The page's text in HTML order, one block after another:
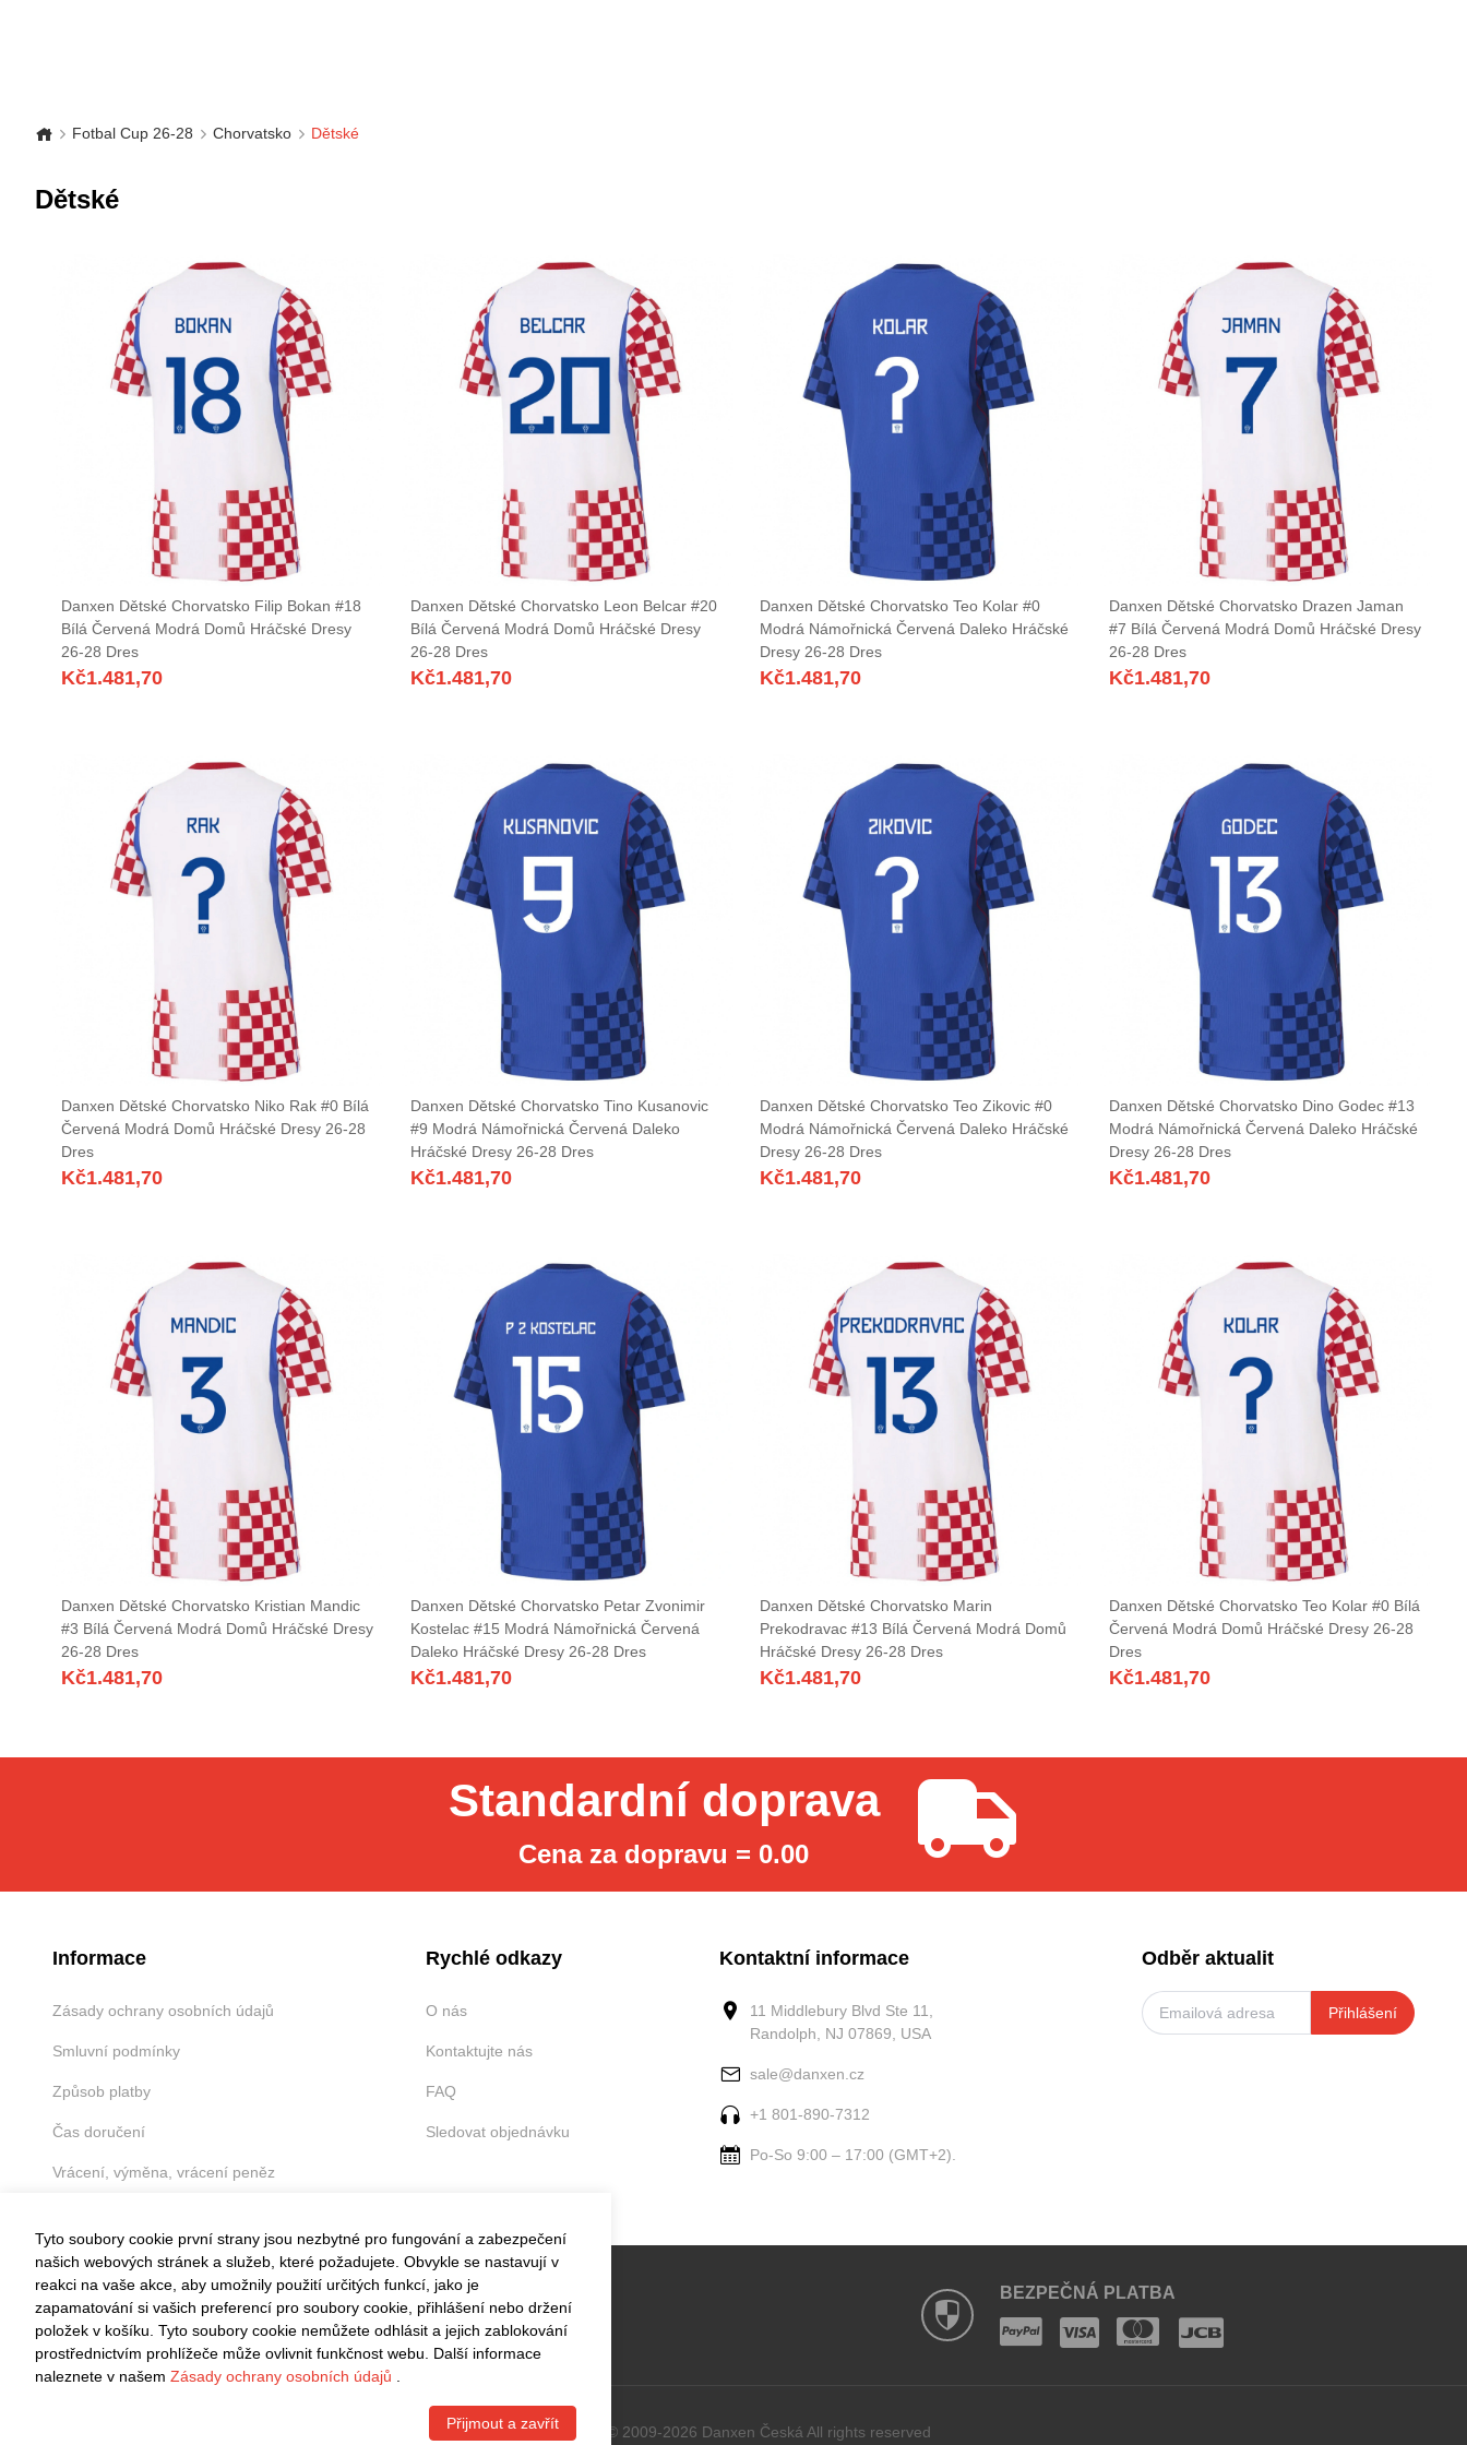
Fotbal Cup 26-28 Chorvatsko Dětské
Dětské
Danxen Dětské Chorvatsko Filip Bokan #18
Bílá Červená Modrá Domů Hráčské Dresy
26-28 Dres
Kč1.481,70
Danxen Dětské Chorvatsko Leon Belcar #20
Bílá Červená Modrá Domů Hráčské Dresy
26-28 Dres
Kč1.481,70
Danxen Dětské Chorvatsko Teo Kolar #0
Modrá Námořnická Červená Daleko Hráčské
Dresy 26-28 Dres
Kč1.481,70
Danxen Dětské Chorvatsko Drazen Jaman
#7 Bílá Červená Modrá Domů Hráčské Dresy
26-28 Dres
Kč1.481,70
Danxen Dětské Chorvatsko Niko Rak #0 Bílá
Červená Modrá Domů Hráčské Dresy 26-28
Dres
Kč1.481,70
Danxen Dětské Chorvatsko Tino Kusanovic
#9 Modrá Námořnická Červená Daleko
Hráčské Dresy 26-28 Dres
Kč1.481,70
Danxen Dětské Chorvatsko Teo Zikovic #0
Modrá Námořnická Červená Daleko Hráčské
Dresy 26-28 Dres
Kč1.481,70
Danxen Dětské Chorvatsko Dino Godec #13
Modrá Námořnická Červená Daleko Hráčské
Dresy 26-28 Dres
Kč1.481,70
Danxen Dětské Chorvatsko Kristian Mandic
#3 Bílá Červená Modrá Domů Hráčské Dresy
26-28 Dres
Kč1.481,70
Danxen Dětské Chorvatsko Petar Zvonimir
Kostelac #15 Modrá Námořnická Červená
Daleko Hráčské Dresy 26-28 Dres
Kč1.481,70
Danxen Dětské Chorvatsko Marin
Prekodravac #13 Bílá Červená Modrá Domů
Hráčské Dresy 26-28 Dres
Kč1.481,70
Danxen Dětské Chorvatsko Teo Kolar #0 Bílá
Červená Modrá Domů Hráčské Dresy 26-28
Dres
Kč1.481,70
Standardní doprava
Cena za dopravu = 0.00
Informace
Zásady ochrany osobních údajů
Smluvní podmínky
Způsob platby
Čas doručení
Vrácení, výměna, vrácení peněz
Rychlé odkazy
O nás
Kontaktujte nás
FAQ
Sledovat objednávku
Kontaktní informace
11 Middlebury Blvd Ste 11,
Randolph, NJ 07869, USA
sale@danxen.cz
+1 801-890-7312
Po-So 9:00 – 17:00 (GMT+2).
Odběr aktualit
Přihlášení
VRÁCENÍ ZDARMA
Snadné vrácení do 30 dnů
BEZPEČNÁ PLATBA
Copyright © 2009-2026 Danxen Česká All rights reserved
Tyto soubory cookie první strany jsou nezbytné pro fungování a zabezpečení
našich webových stránek a služeb, které požadujete. Obvykle se nastavují v
reakci na vaše akce, aby umožnily použití určitých funkcí, jako je
zapamatování si vašich preferencí pro soubory cookie, přihlášení nebo držení
položek v košíku. Tyto soubory cookie nemůžete odhlásit a jejich zablokování
prostřednictvím prohlížeče může ovlivnit funkčnost webu. Další informace
naleznete v našem Zásady ochrany osobních údajů
Přijmout a zavřít